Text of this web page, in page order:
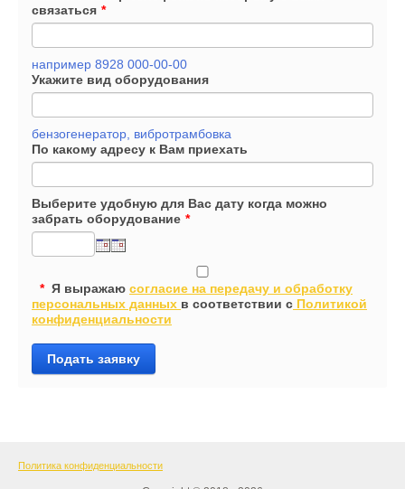
связаться *
например 8928 000-00-00
Укажите вид оборудования
бензогенератор, вибротрамбовка
По какому адресу к Вам приехать
Выберите удобную для Вас дату когда можно
забрать оборудование *
*Я выражаю согласие на передачу и обработку
персональных данных в соответствии с Политикой
конфиденциальности
Подать заявку
Политика конфиденциальности